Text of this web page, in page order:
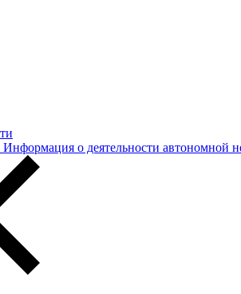
Информация о деятельности автономной